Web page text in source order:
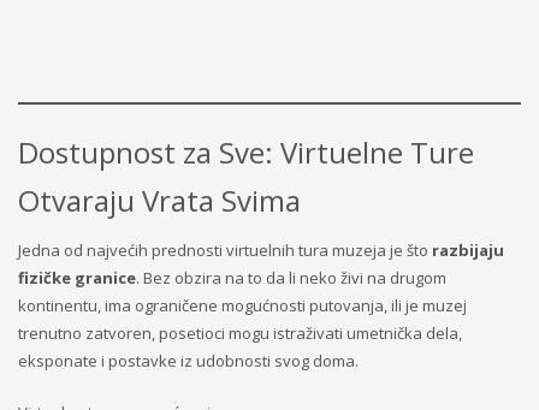
Dostupnost za Sve: Virtuelne Ture
Otvaraju Vrata Svima
Jedna od najvećih prednosti virtuelnih tura muzeja je što razbijaju
fizičke granice. Bez obzira na to da li neko živi na drugom
kontinentu, ima ograničene mogućnosti putovanja, ili je muzej
trenutno zatvoren, posetioci mogu istraživati umetnička dela,
eksponate i postavke iz udobnosti svog doma.